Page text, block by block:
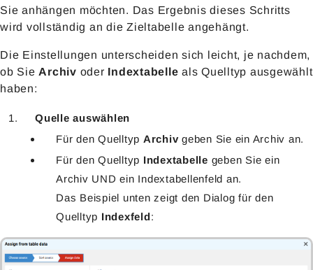
Sie anhängen möchten. Das Ergebnis dieses Schritts
wird vollständig an die Zieltabelle angehängt.
Die Einstellungen unterscheiden sich leicht, je nachdem,
ob Sie Archiv oder Indextabelle als Quelltyp ausgewählt
haben:
Quelle auswählen
Für den Quelltyp Archivgeben Sie ein Archiv an.
Für den Quelltyp Indextabelle geben Sie ein
Archiv UND ein Indextabellenfeld an.
Das Beispiel unten zeigt den Dialog für den
Quelltyp Indexfeld: